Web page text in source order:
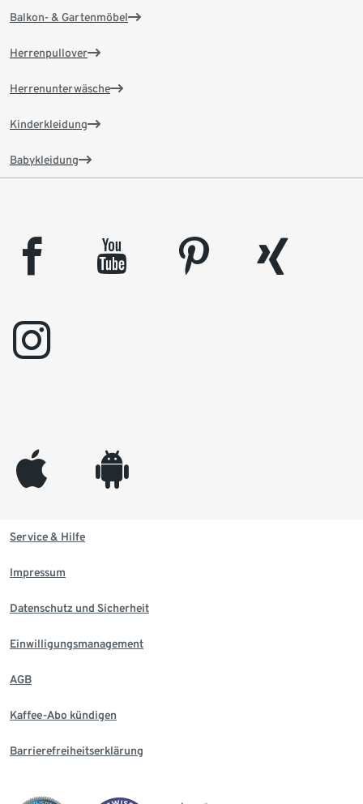
Balkon- & Gartenmöbel
Herrenpullover
Herrenunterwäsche
Kinderkleidung
Babykleidung
facebook youtube pinterest
xing
instagram
appleinc android
Service & Hilfe
Impressum
Datenschutz und Sicherheit
Einwilligungsmanagement
AGB
Kaffee-Abo kündigen
Barrierefreiheitserklärung